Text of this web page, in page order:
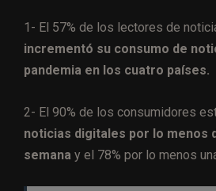
1- El 57% de los lectores de
incrementó su consumo de
pandemia en los cuatro países.
2- El 90% de los consumidores
noticias digitales por lo menos
semana y el 78% por lo menos